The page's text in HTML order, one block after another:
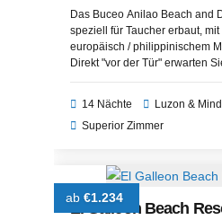
Das Buceo Anilao Beach and
speziell für Taucher erbaut,
europäisch / philippinischem
Direkt "vor der Tür" erwarten
herausragende Makro- und
werden.
14 Nächte
Luzon &
Superior Zimmer
ab €1.234
El Galleon Beach